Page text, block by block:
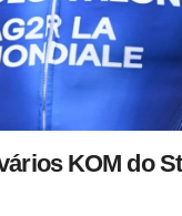
KOM do